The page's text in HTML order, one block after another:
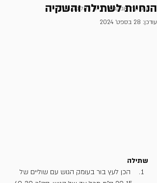
האבקה, אבקנים, רבייה באלונים, אלוני
הנחיות לשתילה והשקיה
עודכן: 28 בספט׳ 2024
שתילה
הכן לעץ בור בעומק הגוש עם שוליים של